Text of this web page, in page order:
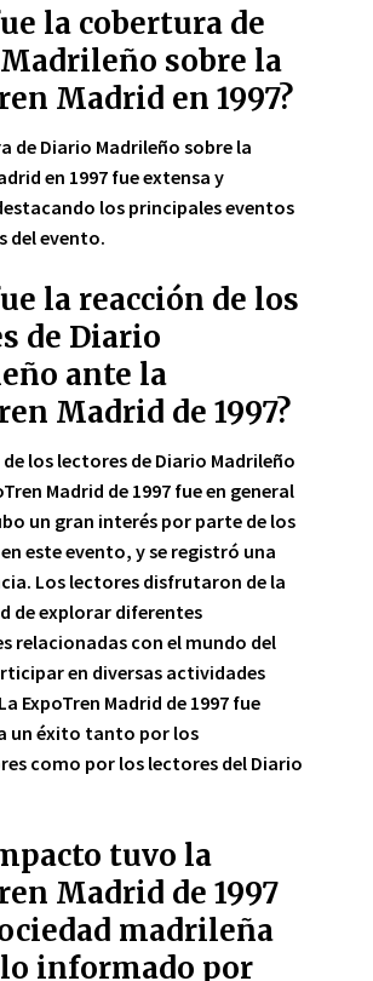
la cobertura de
sobre la
Madrid en 1997?
deDiario Madrileño sobre la
en 1997 fue extensa y
los principales eventos
del evento.
la reacción de los
de Diario
ante la
Madrid de 1997?
los lectores de Diario Madrileño
Madrid de 1997 fueen general
un gran interés por parte de los
este evento, y se registró una
Los lectores disfrutaron de la
de explorar diferentes
relacionadas con el mundo del
en diversas actividades
ExpoTren Madrid de 1997 fue
un éxito tanto por los
como por los lectores del Diario
tuvo la
Madrid de 1997
madrileña
informado por